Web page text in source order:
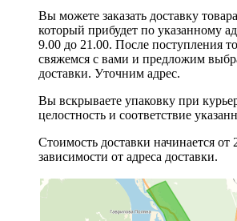
Вы можете заказать доставку
который прибудет по указанному
9.00 до 21.00. После поступления
свяжемся с вами и предложим
доставки. Уточним адрес.
Вы вскрываете упаковку при
целостность и соответствие
Стоимость доставки начинается от
зависимости от адреса доставки.